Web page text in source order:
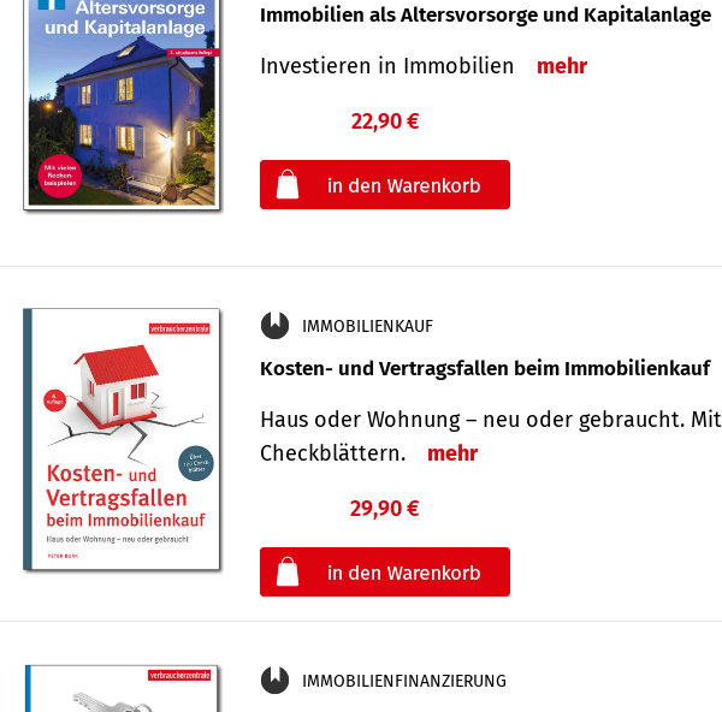
Immobilien als Altersvorsorge und Kapitalanlage
Investieren in Immobilien mehr
22,90 €
IMMOBILIENKAUF
Kosten- und Vertragsfallen beim Immobilienkauf
Haus oder Wohnung – neu oder gebraucht.
Check­blättern.
mehr
29,90 €
IMMOBILIENFINANZIERUNG